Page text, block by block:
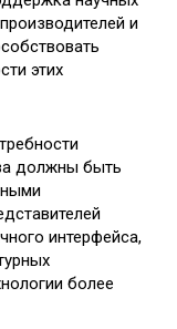
и
этих
должны быть
интерфейса,
более